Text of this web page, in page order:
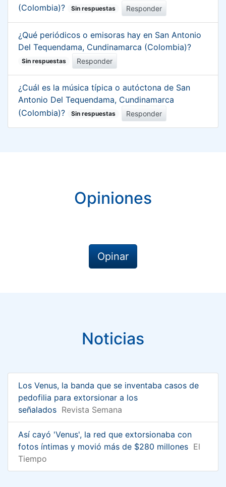
(Colombia)?
Sin respuestas Responder
¿Qué periódicos o emisoras hay en San Antonio
Del Tequendama, Cundinamarca (Colombia)?
Sin respuestas Responder
¿Cuál es la música típica o autóctona de San
Antonio Del Tequendama, Cundinamarca
(Colombia)?
Sin respuestas Responder
Opiniones
Opinar
Noticias
Los Venus, la banda que se inventaba casos de
pedofilia para extorsionar a los
señalados Revista Semana
Así cayó 'Venus', la red que extorsionaba con
fotos íntimas y movió más de $280 millones El
Tiempo